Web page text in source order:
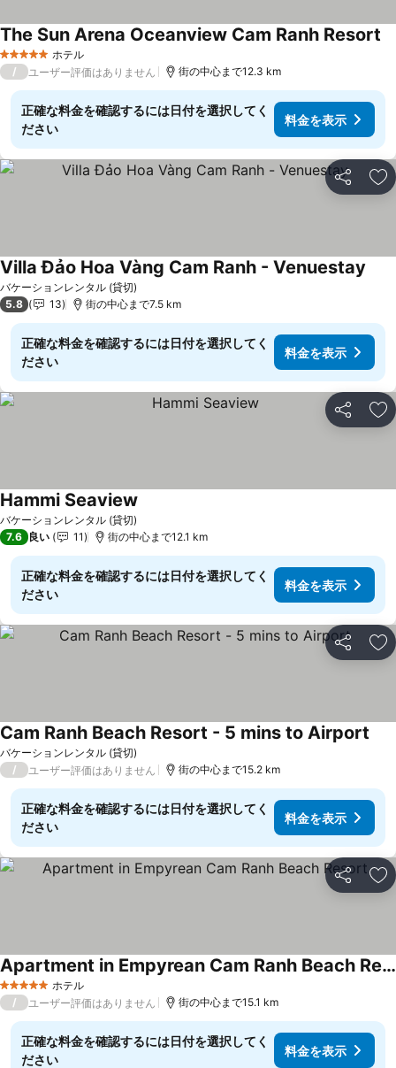
5 ホテルのランク
ホテル
The Sun Arena Oceanview Cam Ranh Resort
/ ユーザー評価はありません 街の中心まで12.3 km
正確な料金を確認するには日付を選択してく
ださい
料金を表示
シェア お
バケーションレンタル (貸切)
Villa Đảo Hoa Vàng Cam Ranh - Venuestay
5.8 13 街の中心まで7.5 km
正確な料金を確認するには日付を選択してく
ださい
料金を表示
シェア お
バケーションレンタル (貸切)
Hammi Seaview
7.6 良い 11 街の中心まで12.1 km
正確な料金を確認するには日付を選択してく
ださい
料金を表示
シェア お
バケーションレンタル (貸切)
Cam Ranh Beach Resort - 5 mins to Airport
/ ユーザー評価はありません 街の中心まで15.2 km
正確な料金を確認するには日付を選択してく
ださい
料金を表示
シェア お
5 ホテルのランク
ホテル
Apartment in Empyrean Cam Ranh Beach Resort
料金を表示
/ ユーザー評価はありません 街の中心まで15.1 km
正確な料金を確認するには日付を選択してく
ださい
料金を表示